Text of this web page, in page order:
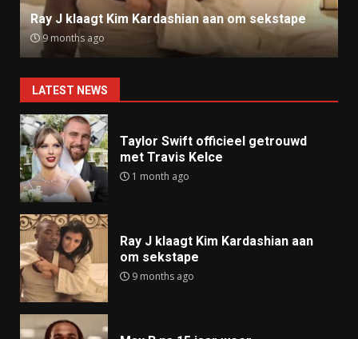
Ray J klaagt Kim Kardashian aan om sekstape
9 months ago
LATEST NEWS
Taylor Swift officieel getrouwd
met Travis Kelce
1 month ago
Ray J klaagt Kim Kardashian aan
om sekstape
9 months ago